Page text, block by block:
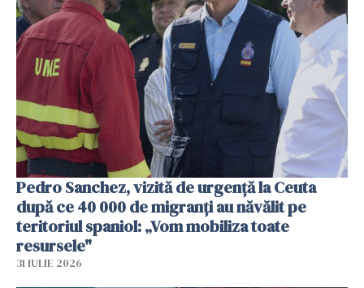
Pedro Sanchez, vizită de urgență la Ceuta
după ce 40 000 de migranți au năvălit pe
teritoriul spaniol: „Vom mobiliza toate
resursele"
31 IULIE 2026